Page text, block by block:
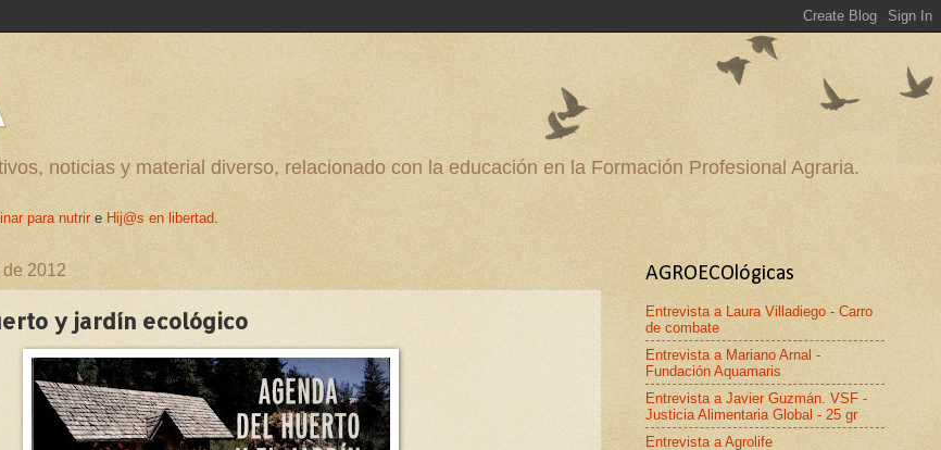
noticias y material diverso, relacionado con la educación en la Formación Profesional Agraria.
para nutrir e Hij@s en libertad.
2012
y jardín ecológico
AGROECOlógicas
Entrevista a Laura Villadiego - Carro
de combate
Entrevista a Mariano Arnal -
Fundación Aquamaris
Entrevista a Javier Guzmán. VSF -
Justicia Alimentaria Global - 25 gr
Entrevista a Agrolife